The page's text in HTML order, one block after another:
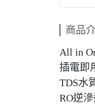
商品
All in
插電即
TDS水
RO逆